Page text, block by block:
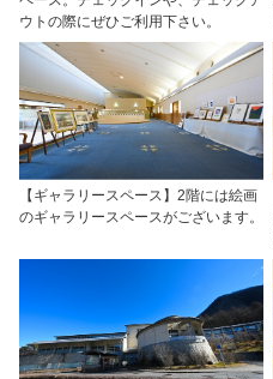
ウトの際にぜひご利用下さい。
【ギャラリースペース】2階には絵画
のギャラリースペースがございます。